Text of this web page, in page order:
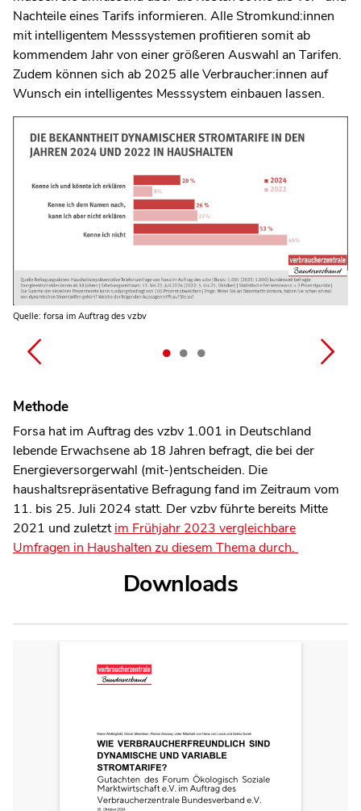
Nachteile eines Tarifs informieren. Alle Stromkund:innen
mit intelligentem Messsystemen profitieren somit ab
kommendem Jahr von einer größeren Auswahl an Tarifen.
Zudem können sich ab 2025 alle Verbraucher:innen auf
Wunsch ein intelligentes Messsystem einbauen lassen.
Quelle: forsa im Auftrag des vzbv
Quelle: forsa im Auftrag des vzbv
Quelle: forsa im Auftrag des vzbv
Methode
Forsa hat im Auftrag des vzbv 1.001 in Deutschland
lebende Erwachsene ab 18 Jahren befragt, die bei der
Energieversorgerwahl (mit-)entscheiden. Die
haushaltsrepräsentative Befragung fand im Zeitraum vom
11. bis 25. Juli 2024 statt. Der vzbv führte bereits Mitte
2021 und zuletztim Frühjahr 2023 vergleichbare
Umfragen in Haushalten zu diesem Thema durch.
Downloads